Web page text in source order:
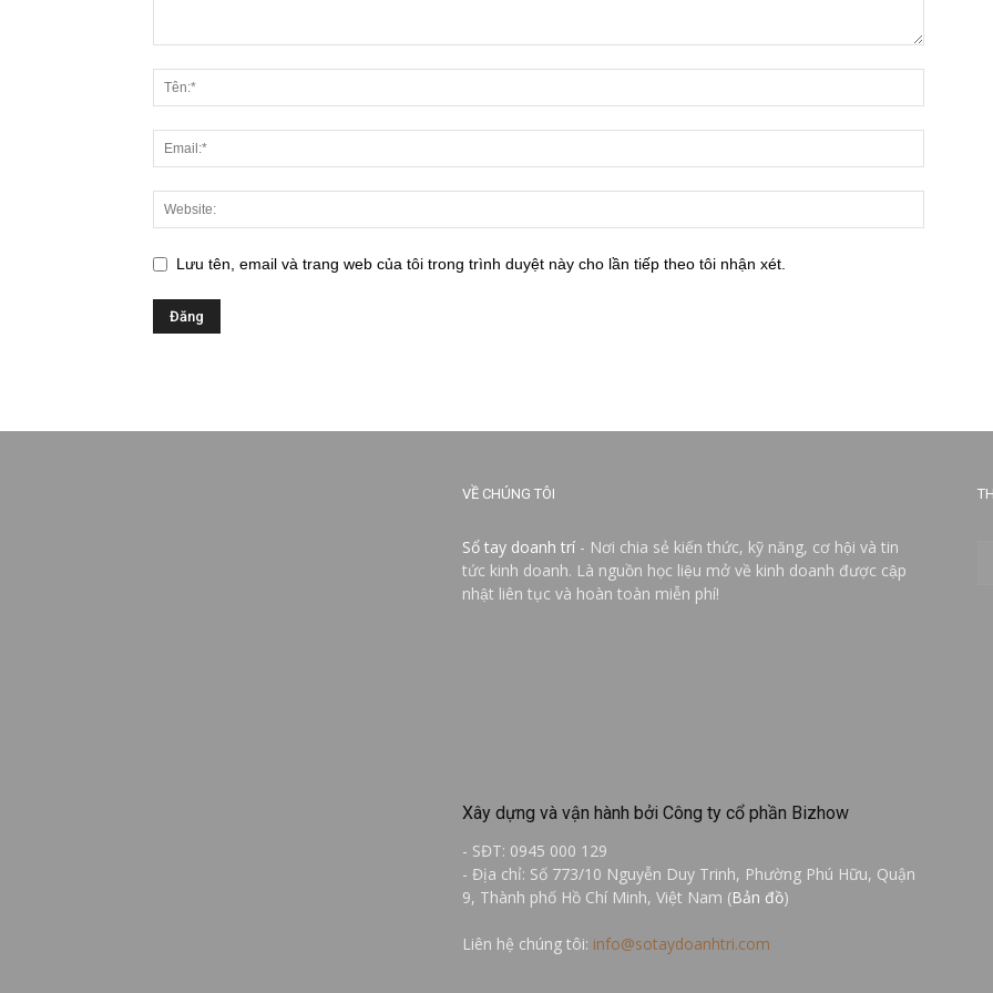
Lưu tên, email và trang web của tôi trong trình duyệt này cho lần tiếp theo tôi nhận xét.
VỀ CHÚNG TÔI
Sổ tay doanh trí - Nơi chia sẻ kiến thức, kỹ năng, cơ hội và tin
tức kinh doanh. Là nguồn học liệu mở về kinh doanh được cập
nhật liên tục và hoàn toàn miễn phí!
Xây dựng và vận hành bởi Công ty cổ phần Bizhow
- SĐT: 0945 000 129
- Địa chỉ: Số 773/10 Nguyễn Duy Trinh, Phường Phú Hữu, Quận
9, Thành phố Hồ Chí Minh, Việt Nam (Bản đồ)
Liên hệ chúng tôi: info@sotaydoanhtri.com